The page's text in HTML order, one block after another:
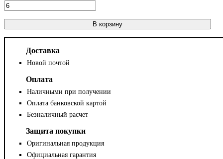
В корзину
Доставка
Новой почтой
Оплата
Наличными при получении
Оплата банковской картой
Безналичный расчет
Защита покупки
Оригинальная продукция
Официальная гарантия